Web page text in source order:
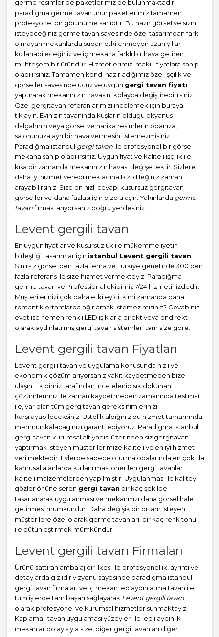
germe resimler de paketlerimiz de bulunmaktadır.
paradigma germe tavan ürün paketlerimiz tamamen
profesyonel bir görünüme sahiptir. Bu hazır görsel ve sizin
isteyeceğiniz germe tavan sayesinde özel tasarımdan farkı
olmayan mekanlarda sudan etkilenmeyen uzun yıllar
kullanabileceğiniz ve iç mekana farklı bir hava getiren
muhteşem bir üründür. Hizmetlerimizi makul fiyatlara sahip
olabilirsiniz. Tamamen kendi hazırladığımız özel işçilik ve
görseller sayesinde ucuz ve uygun gergi tavan fiyatı
yaptırarak mekanınızın havasını kolayca değiştirebilirsiniz.
Özel gergitavan referanlarımızı incelemek için buraya
tıklayın. Evinizin tavanında kuşların oldugu okyanus
dalgalrının veya görsel ve harika resimlerin odanıza,
salonunuza ayrı bir hava vermesini istemezmisiniz.
Paradiğma istanbul gergi tavan ile profesyonel bir görsel
mekana sahip olabilirsiniz. Uygun fiyat ve kaliteli işçilik ile
kısa bir zamanda mekanınızın havası değişecektir. Sizlere
daha iyi hizmet verebilmek adına bizi dileğiniz zaman
arayabilirsiniz. Size en hızlı cevap, kusursuz gergitavan
görseller ve daha fazlası için bize ulaşın. Yakınlarda germe
tavanfirması arıyorsanız doğru yerdesiniz.
Levent gergili tavan
En uygun fiyatlar ve kusursuzluk ile mükemmeliyetin
birleştiği tasarımlar için istanbul Levent gergili tavan
Sınırsız görsel den fazla tema ve Türkiye genelinde 300 den
fazla referans ile size hizmet vermekteyiz. Paradiğma
germe tavan ve Professional ekibimiz 7/24 hizmetinizdedir.
Müşterilerinizi çok daha etkileyici, kimi zamanda daha
romantik ortamlarda ağırlamak istemez misiniz? Cevabınız
evet ise hemen renkli LED ışıklarla direkt veya endirekt
olarak aydınlatılmış gergi tavan sistemleri tam size göre.
Levent gergili tavan Fiyatları
Levent gergili tavan ve uygulama konusunda hızlı ve
ekonomik çözüm arıyorsanız vakit kaybetmeden bize
ulaşın. Ekibimiz tarafından ince elenip sık dokunan
çözümlerimiz ile zaman kaybetmeden zamanında teslimat
ile, var olan tüm gergitavan gereksinimlerinizi
karşılayabileceksiniz. Üstelik aldığınız bu hizmet tamamında
memnun kalacagınızı garanti ediyoruz. Paradigma istanbul
gergi tavan kurumsal alt yapısı üzerinden siz gergitavan
yaptırmak isteyen müşterilerimize kaliteli ve en iyi hizmet
verilmektedir. Evlerde sadece oturma odalarında,en çok da
kamusal alanlarda kullanılması önerilen gergi tavanlar
kaliteli malzemelerden yapılmıştır. Uygulanması ile kaliteyi
gözler önüne seren gergi tavan bir kaç şekilde
tasarlanarak uygulanması ve mekanınızı daha görsel hale
getirmesi mümkündür. Daha değişik bir ortam isteyen
müşterilere özel olarak germe tavanları, bir kaç renk tonu
ile bütünleştirmek mümkündür.
Levent gergili tavan Firmaları
Ürünü sattıran ambalajıdır ilkesi ile profesyonellik, ayrıntı ve
detaylarda gizlidir vizyonu sayesinde paradigma istanbul
gergi tavan firmaları ve iç mekan led aydınlatma tavan ile
tüm işlerde tam başarı sağlayarak Levent gergili tavan
olarak profesyonel ve kurumsal hizmetler sunmaktayız.
Kaplamalı tavan uygulaması yüzeyleri ile ledli aydınlık
mekanlar dolayısıyla size, diğer gergi tavanları diğer